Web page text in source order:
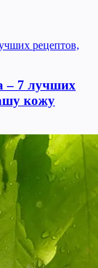
– 7 лучших
кожу